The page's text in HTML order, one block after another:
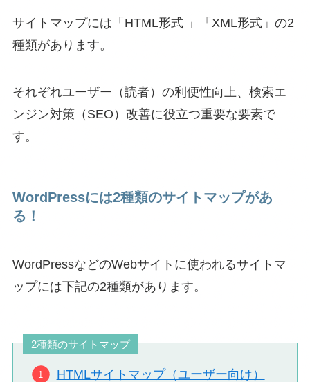
サイトマップには「HTML形式 」「XML形式」の2
種類があります。
それぞれユーザー（読者）の利便性向上、検索エ
ンジン対策（SEO）改善に役立つ重要な要素で
す。
WordPressには2種類のサイトマップがあ
る！
WordPressなどのWebサイトに使われるサイトマ
ップには下記の2種類があります。
2種類のサイトマップ
HTMLサイトマップ（ユーザー向け）